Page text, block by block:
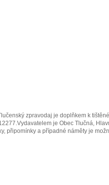
zpravodaj je doplňkem k
je Obec Tlučná,
připomínky a případné náměty je